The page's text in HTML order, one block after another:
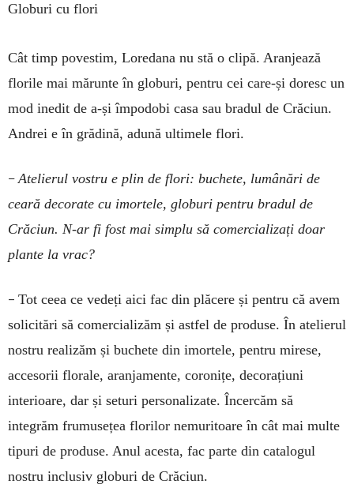
Globuri cu flori
Cât timp povestim, Loredana nu stă o clipă. Aranjează
florile mai mărunte în globuri, pentru cei care-și doresc un
mod inedit de a-și împodobi casa sau bradul de Crăciun.
Andrei e în grădină, adună ultimele flori.
–Atelierul vostru e plin de flori: buchete, lumânări de
ceară decorate cu imortele, globuri pentru bradul de
Crăciun. N-ar fi fost mai simplu să comercializați doar
plante la vrac?
– Tot ceea ce vedeți aici fac din plăcere și pentru că avem
solicitări să comercializăm și astfel de produse. În atelierul
nostru realizăm și buchete din imor­tele, pentru mirese,
accesorii florale, aranjamente, coronițe, decorațiuni
interioare, dar și seturi personalizate. Încercăm să
integrăm frumusețea florilor nemuritoare în cât mai multe
tipuri de produse. Anul acesta, fac parte din catalogul
nostru inclusiv globuri de Crăciun.